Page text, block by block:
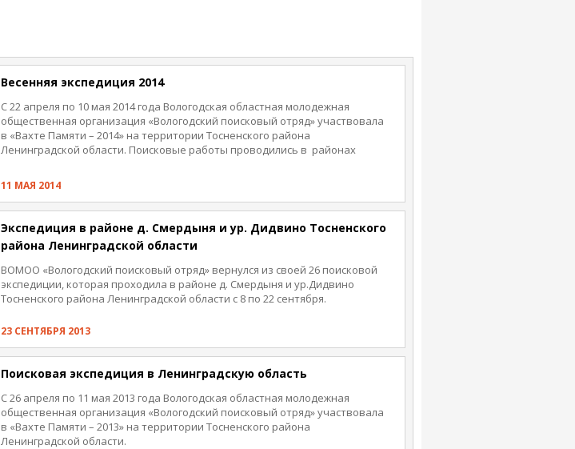
Весенняя экспедиция 2014
С 22 апреля по 10 мая 2014 года Вологодская областная молодежная
общественная организация «Вологодский поисковый отряд» участвовала
в «Вахте Памяти – 2014» на территории Тосненского района
Ленинградской области. Поисковые работы проводились в районах
области.
11 МАЯ 2014
Экспедиция в районе д. Смердыня и ур. Дидвино Тосненского
района Ленинградской области
ВОМОО «Вологодский поисковый отряд» вернулся из своей 26 поисковой
экспедиции, которая проходила в районе д. Смердыня и ур.Дидвино
Тосненского района Ленинградской области с 8 по 22 сентября.
23 СЕНТЯБРЯ 2013
Поисковая экспедиция в Ленинградскую область
С 26 апреля по 11 мая 2013 года Вологодская областная молодежная
общественная организация «Вологодский поисковый отряд» участвовала
в «Вахте Памяти – 2013» на территории Тосненского района
Ленинградской области.